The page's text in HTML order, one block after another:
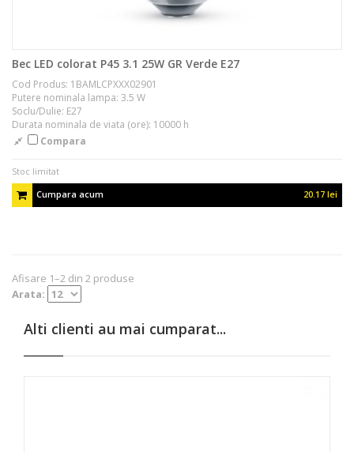
Bec LED colorat P45 3.1 25W GR Verde E27
Cod Produs: 1BAMLCPXXX02901
Putere nominala lampa: 3.5 W
Soclu/Dulie: E27
Durata nominala de viata (ore): 10000 h
Compara
Stoc limitat
Cumpara acum
20.17 lei
Afisare 1–2 din 2 produse
Arata:
Alti clienti au mai cumparat...